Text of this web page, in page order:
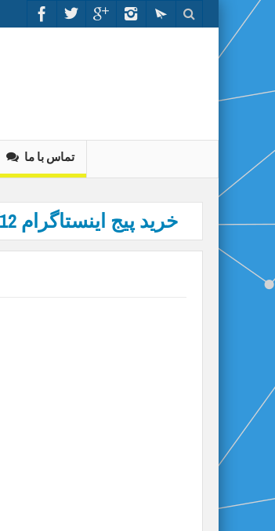
تماس با ما